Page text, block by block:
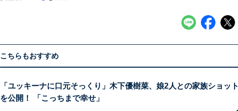
こちらもおすすめ
「ユッキーナに口元そっくり」木下優樹菜、娘2人との家族ショット
を公開！ 「こっちまで幸せ」